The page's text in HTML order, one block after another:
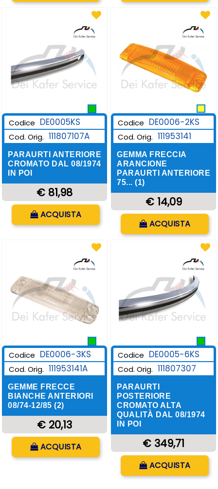
Codice DE0005KS
Cod. Orig. 111807107A
PARAURTI ANTERIORE
CROMATO DAL 08/1974
IN POI
€ 81,98
ACQUISTA
Codice DE0006-2KS
Cod. Orig. 111953141
GEMMA FRECCIA
ARANCIONE
PARAURTI ANTERIORE
75... (1)
€ 14,09
ACQUISTA
Codice DE0006-3KS
Cod. Orig. 111953141A
GEMME FRECCE
BIANCHE ANTERIORI
08/74-12/85 (2)
€ 20,13
ACQUISTA
Codice DE0005-6KS
Cod. Orig. 111807307
PARAURTI
POSTERIORE
CROMATO ALTA
QUALITÀ DAL 08/1974
IN POI
€ 349,71
ACQUISTA